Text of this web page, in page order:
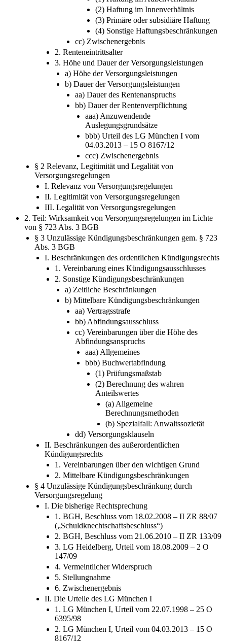
der Sozien
(1) Haftung im Außenverhältnis
(2) Haftung im Innenverhältnis
(3) Primäre oder subsidiäre Haftung
(4) Sonstige Haftungsbeschränkungen
cc) Zwischenergebnis
2. Renteneintrittsalter
3. Höhe und Dauer der Versorgungsleistungen
a) Höhe der Versorgungsleistungen
b) Dauer der Versorgungsleistungen
aa) Dauer des Rentenanspruchs
bb) Dauer der Rentenverpflichtung
aaa) Anzuwendende
Auslegungsgrundsätze
bbb) Urteil des LG München I vom
04.03.2013 – 15 O 8167/12
ccc) Zwischenergebnis
§ 2 Relevanz, Legitimität und Legalität von
Versorgungsregelungen
I. Relevanz von Versorgungsregelungen
II. Legitimität von Versorgungsregelungen
III. Legalität von Versorgungsregelungen
2. Teil: Wirksamkeit von Versorgungsregelungen im Lichte
von § 723 Abs. 3 BGB
§ 3 Unzulässige Kündigungsbeschränkungen gem. § 723
Abs. 3 BGB
I. Beschränkungen des ordentlichen Kündigungsrechts
1. Vereinbarung eines Kündigungsausschlusses
2. Sonstige Kündigungsbeschränkungen
a) Zeitliche Beschränkungen
b) Mittelbare Kündigungsbeschränkungen
aa) Vertragsstrafe
bb) Abfindungsausschluss
cc) Vereinbarungen über die Höhe des
Abfindungsanspruchs
aaa) Allgemeines
bbb) Buchwertabfindung
(1) Prüfungsmaßstab
(2) Berechnung des wahren
Anteilswertes
(a) Allgemeine
Berechnungsmethoden
(b) Spezialfall: Anwaltssozietät
dd) Versorgungsklauseln
II. Beschränkungen des außerordentlichen
Kündigungsrechts
1. Vereinbarungen über den wichtigen Grund
2. Mittelbare Kündigungsbeschränkungen
§ 4 Unzulässige Kündigungsbeschränkung durch
Versorgungsregelung
I. Die bisherige Rechtsprechung
1. BGH, Beschluss vom 18.02.2008 – II ZR 88/07
(„Schuldknechtschaftsbeschluss“)
2. BGH, Beschluss vom 21.06.2010 – II ZR 133/09
3. LG Heidelberg, Urteil vom 18.08.2009 – 2 O
147/09
4. Vermeintlicher Widerspruch
5. Stellungnahme
6. Zwischenergebnis
II. Die Urteile des LG München I
1. LG München I, Urteil vom 22.07.1998 – 25 O
6395/98